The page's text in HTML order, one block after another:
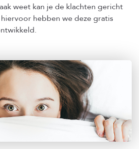
weet kan je de klachten gericht
hiervoor hebben we deze gratis